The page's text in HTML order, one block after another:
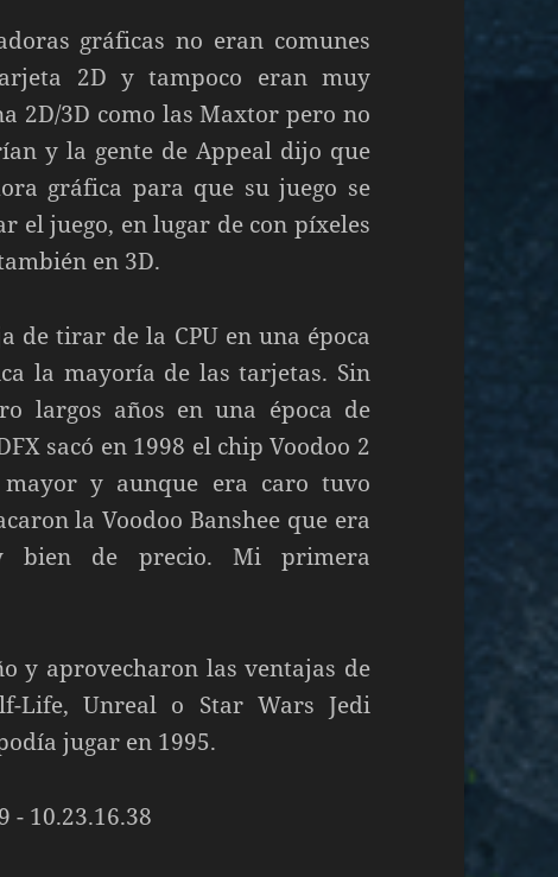
gráficas no eran comunes
2D y tampoco eran muy
2D/3D como las Maxtor pero no
y la gente de Appeal dijo que
gráfica para que su juego se
el juego, en lugar de con píxeles
en 3D.
de tirar de la CPU en una época
la mayoría de las tarjetas. Sin
largos años en una época de
sacó en 1998 el chip Voodoo 2
y aunque era caro tuvo
la Voodoo Banshee que era
bien de precio. Mi primera
y aprovecharon las ventajas de
Life, Unreal o Star Wars Jedi
jugar en 1995.